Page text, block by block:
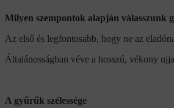
Milyen szempontok alapján válasszunk
Az első és legfontosabb, hogy ne az
Általánosságban véve a hosszú, vékony
A gyűrűk szélessége